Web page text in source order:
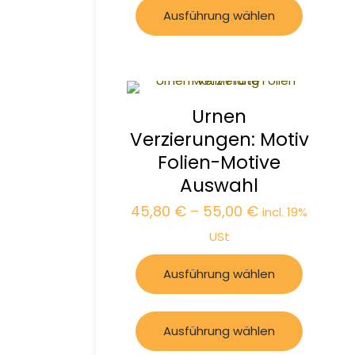
Ausführung wählen
Urnen
Verzierungen: Motiv
Folien-Motive
Auswahl
45,80 € – 55,00 € incl. 19%
USt
Ausführung wählen
Ausführung wählen